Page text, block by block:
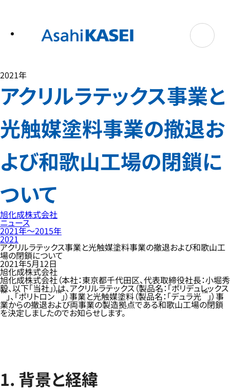
2021年
アクリルラテックス事業と
光触媒塗料事業の撤退お
よび和歌山工場の閉鎖に
ついて
旭化成株式会社
ニュース
2021年〜2015年
2021
アクリルラテックス事業と光触媒塗料事業の撤退および和歌山工
場の閉鎖について
2021年5月12日
旭化成株式会社
旭化成株式会社（本社：東京都千代田区、代表取締役社長：小堀秀
毅、以下「当社」）は、アクリルラテックス（製品名：「ポリデュレックス
™」、「ポリトロン™」）事業と光触媒塗料（製品名：「デュラ光™」）事
業からの撤退および両事業の製造拠点である和歌山工場の閉鎖
を決定しましたのでお知らせします。
1. 背景と経緯